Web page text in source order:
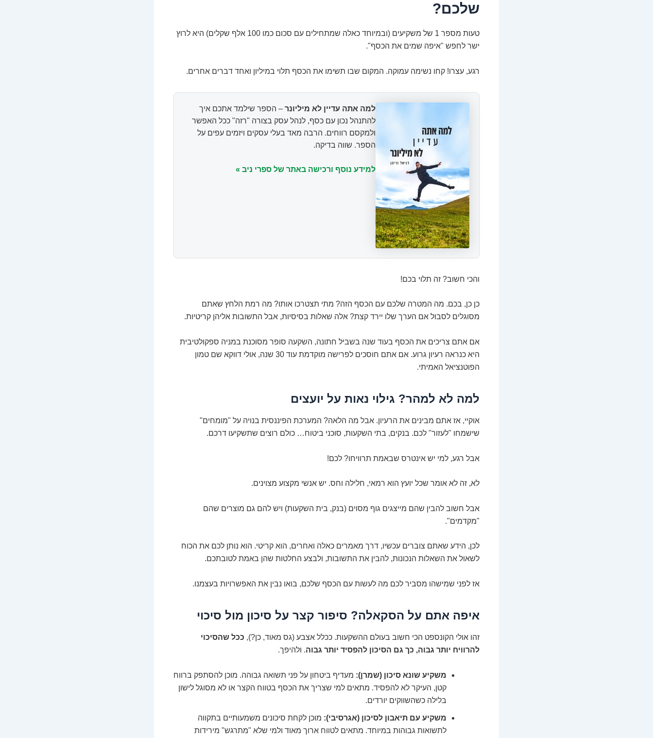
שלכם?
טעות מספר 1 של משקיעים (ובמיוחד כאלה שמתחילים עם סכום כמו 100 אלף שקלים) היא לרוץ
ישר לחפש "איפה שמים את הכסף".
רגע, עצרו! קחו נשימה עמוקה. המקום שבו תשימו את הכסף תלוי במיליון ואחד דברים אחרים.
למה אתה עדיין לא מיליונר – הספר שילמד אתכם איך
להתנהל נכון עם כסף, לנהל עסק בצורה "רזה" ככל האפשר
ולמקסם רווחים. הרבה מאד בעלי עסקים ויזמים עפים על
הספר. שווה בדיקה.
למידע נוסף ורכישה באתר של ספרי ניב »
והכי חשוב? זה תלוי בכם!
כן כן, בכם. מה המטרה שלכם עם הכסף הזה? מתי תצטרכו אותו? מה רמת הלחץ שאתם
מסוגלים לסבול אם הערך שלו יירד קצת? אלה שאלות בסיסיות, אבל התשובות אליהן קריטיות.
אם אתם צריכים את הכסף בעוד שנה בשביל חתונה, השקעה סופר מסוכנת במניה ספקולטיבית
היא כנראה רעיון גרוע. אם אתם חוסכים לפרישה מוקדמת עוד 30 שנה, אולי דווקא שם טמון
הפוטנציאל האמיתי.
למה לא למהר? גילוי נאות על יועצים
אוקיי, אז אתם מבינים את הרעיון. אבל מה הלאה? המערכת הפיננסית בנויה על "מומחים"
שישמחו "לעזור" לכם. בנקים, בתי השקעות, סוכני ביטוח… כולם רוצים שתשקיעו דרכם.
אבל רגע, למי יש אינטרס שבאמת תרוויחו? לכם!
לא, זה לא אומר שכל יועץ הוא רמאי, חלילה וחס. יש אנשי מקצוע מצוינים.
אבל חשוב להבין שהם מייצגים גוף מסוים (בנק, בית השקעות) ויש להם גם מוצרים שהם
"מקדמים".
לכן, הידע שאתם צוברים עכשיו, דרך מאמרים כאלה ואחרים, הוא קריטי. הוא נותן לכם את הכוח
לשאול את השאלות הנכונות, להבין את התשובות, ולבצע החלטות שהן באמת לטובתכם.
אז לפני שמישהו מסביר לכם מה לעשות עם הכסף שלכם, בואו נבין את האפשרויות בעצמנו.
איפה אתם על הסקאלה? סיפור קצר על סיכון מול סיכוי
זהו אולי הקונספט הכי חשוב בעולם ההשקעות. ככלל אצבע (גס מאוד, כן?), ככל שהסיכוי
להרוויח יותר גבוה, כך גם הסיכון להפסיד יותר גבוה. ולהיפך.
משקיע שונא סיכון (שמרן): מעדיף ביטחון על פני תשואה גבוהה. מוכן להסתפק ברווח
קטן, העיקר לא להפסיד. מתאים למי שצריך את הכסף בטווח הקצר או לא מסוגל לישון
בלילה כשהשווקים יורדים.
משקיע עם תיאבון לסיכון (אגרסיבי): מוכן לקחת סיכונים משמעותיים בתקווה
לתשואות גבוהות במיוחד. מתאים לטווח ארוך מאוד ולמי שלא "מתרגש" מירידות